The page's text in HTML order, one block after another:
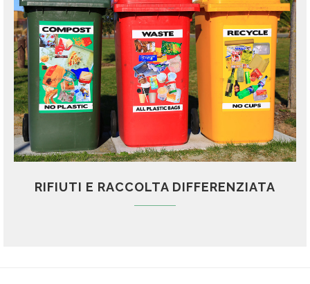
RIFIUTI E RACCOLTA DIFFERENZIATA